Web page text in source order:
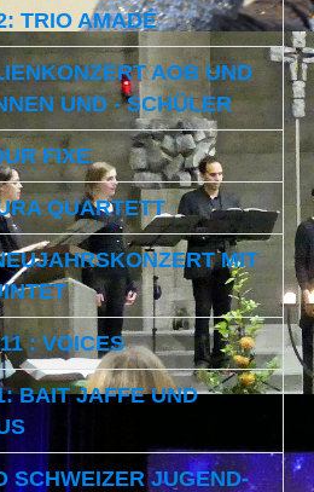
TRIO AMADÉ
AOB UND
UND - SCHÜLER
FIXE
QUARTETT
MIT
: VOICES
BAIT JAFFE UND
SCHWEIZER JUGEND-